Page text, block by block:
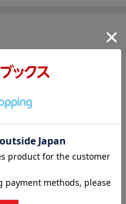
んこ。もぎたて新鮮、つ
る丸なす、ひょろーり長な
す、どんどんやってきて、
マトやししとうも…じつ
私たちの栄養になる、畑で
っこん ぼっこん」など、擬
ーズ第二弾です。